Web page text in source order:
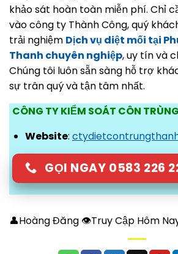
khảo sát hoàn toàn miễn phí. Chỉ
vào công ty Thành Công, quý
trải nghiệm Dịch vụ diệt mối tại
Thanh chuyên nghiệp, uy tín và
Chúng tôi luôn sẵn sàng hỗ trợ
sự trân quý và tận tâm nhất.
CÔNG TY KIỂM SOÁT CÔN
Website:
GỌI NGAY 0583 226
👤Hoàng Đăng 👁Truy Cập Hôm